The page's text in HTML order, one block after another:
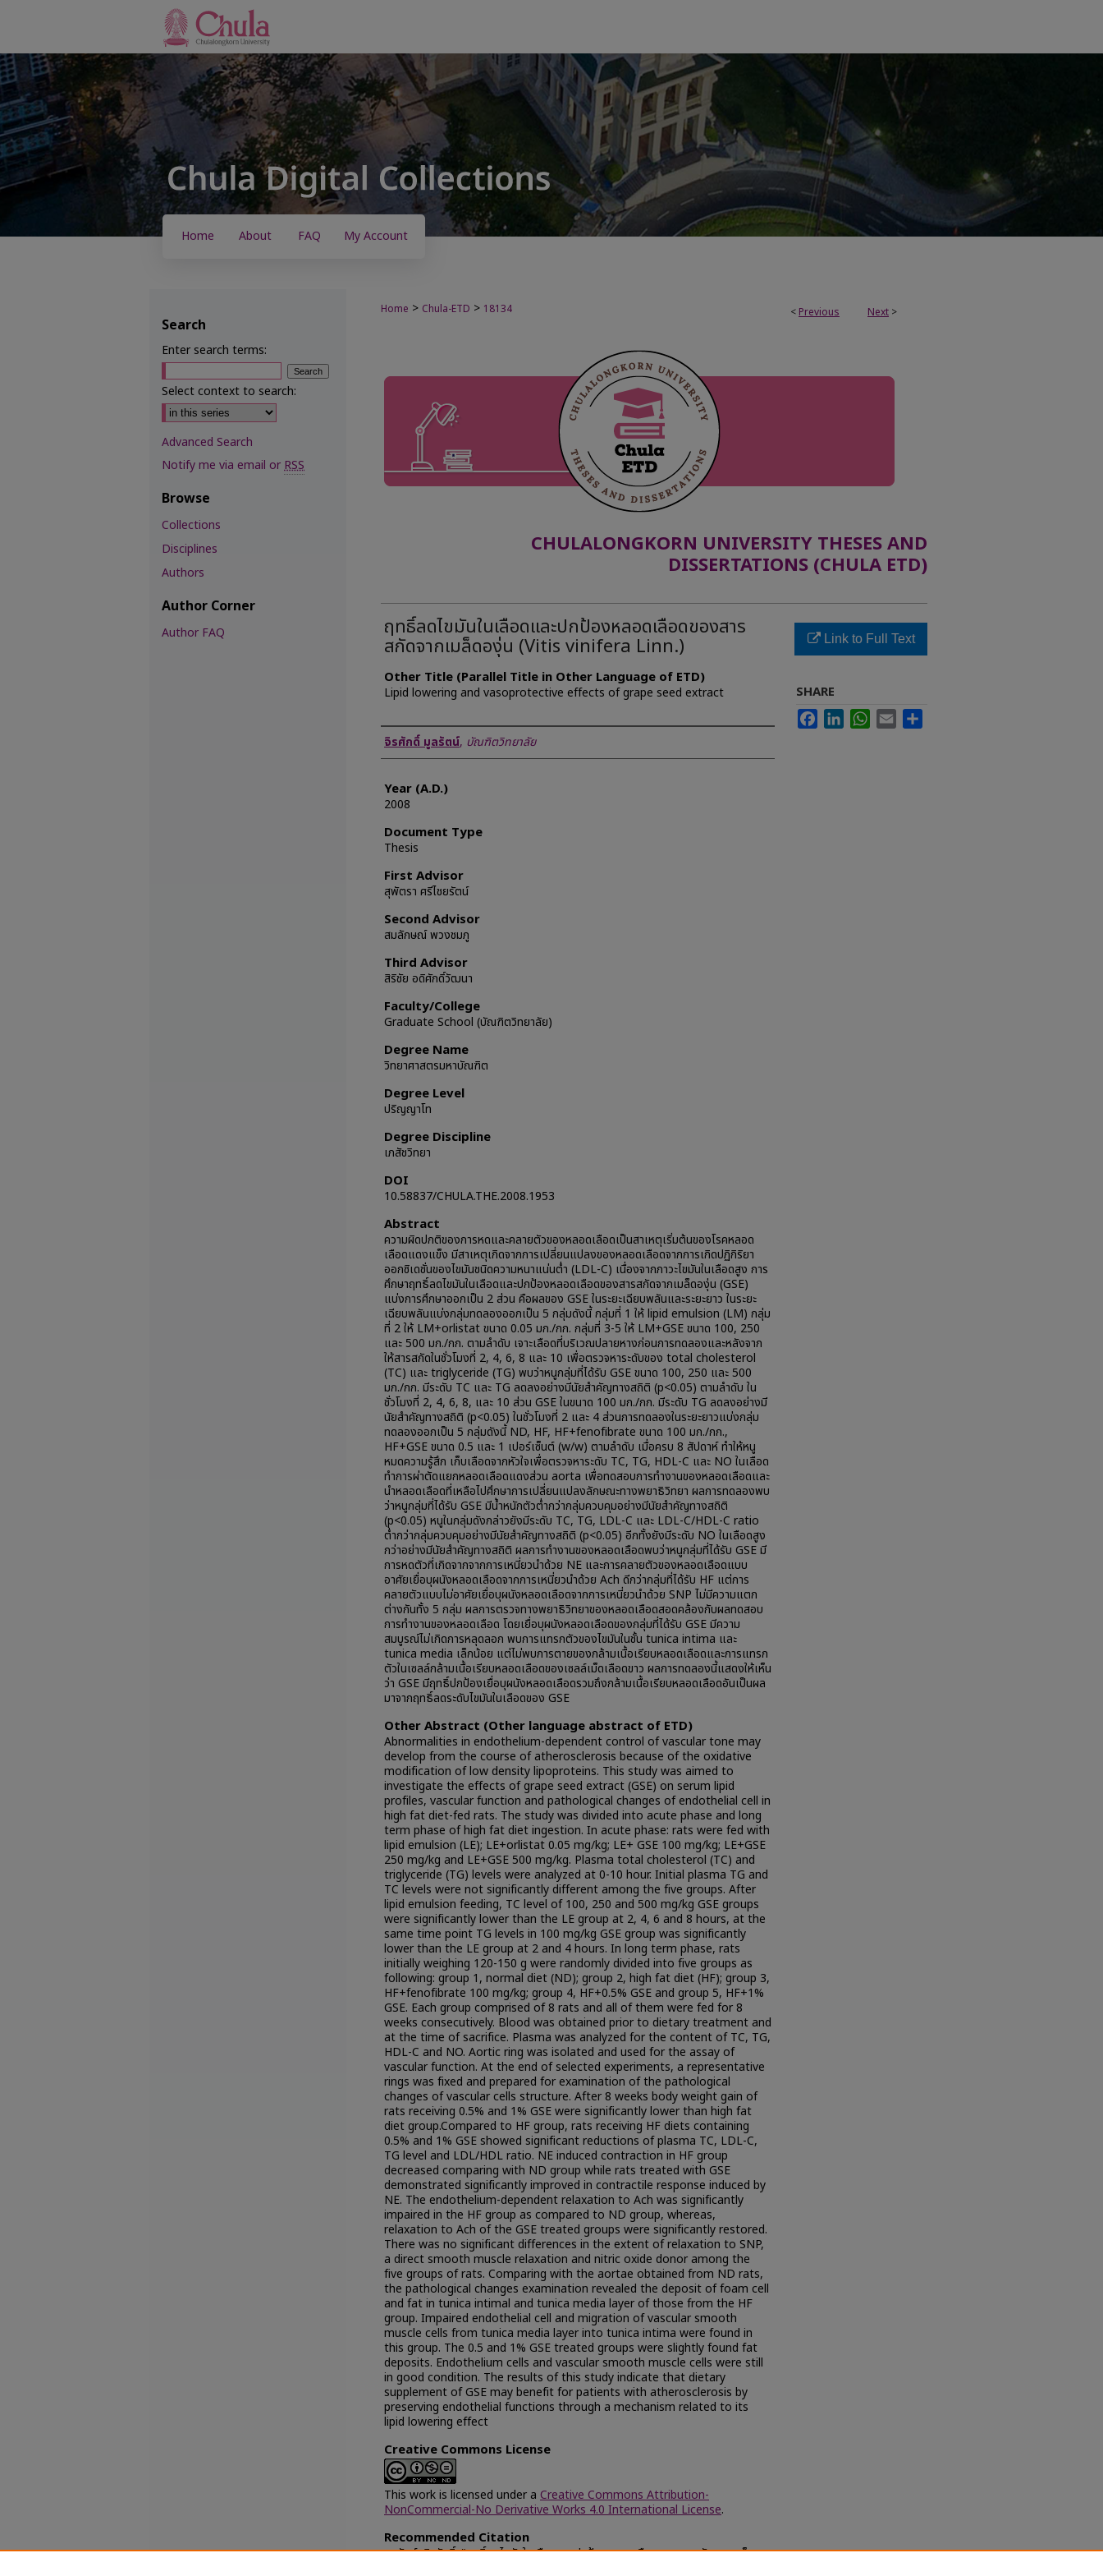
Home About FAQ My Account
< Previous Next >
Home > Chula-ETD > 18134
CHULALONGKORN UNIVERSITY THESES AND
DISSERTATIONS (CHULA ETD)
ฤทธิ์ลดไขมันในเลือดและปกป้องหลอดเลือดของสาร
สกัดจากเมล็ดองุ่น (Vitis vinifera Linn.)
Other Title (Parallel Title in Other Language of ETD)
Lipid lowering and vasoprotective effects of grape seed extract
Author
จิรศักดิ์ มูลรัตน์, บัณฑิตวิทยาลัย
Year (A.D.)
2008
Document Type
Thesis
First Advisor
สุพัตรา ศรีไชยรัตน์
Second Advisor
สมลักษณ์ พวงชมภู
Third Advisor
สิริชัย อดิศักดิ์วัฒนา
Faculty/College
Graduate School (บัณฑิตวิทยาลัย)
Degree Name
วิทยาศาสตรมหาบัณฑิต
Degree Level
ปริญญาโท
Degree Discipline
เภสัชวิทยา
DOI
10.58837/CHULA.THE.2008.1953
Abstract
ความผิดปกติของการหดและคลายตัวของหลอดเลือดเป็นสาเหตุเริ่มต้นของโรคหลอด
เลือดแดงแข็ง มีสาเหตุเกิดจากการเปลี่ยนแปลงของหลอดเลือดจากการเกิดปฏิกิริยา
ออกซิเดชั่นของไขมันชนิดความหนาแน่นต่ำ (LDL-C) เนื่องจากภาวะไขมันในเลือดสูง การ
ศึกษาฤทธิ์ลดไขมันในเลือดและปกป้องหลอดเลือดของสารสกัดจากเมล็ดองุ่น (GSE)
แบ่งการศึกษาออกเป็น 2 ส่วน คือผลของ GSE ในระยะเฉียบพลันและระยะยาว ในระยะ
เฉียบพลันแบ่งกลุ่มทดลองออกเป็น 5 กลุ่มดังนี้ กลุ่มที่ 1 ให้ lipid emulsion (LM) กลุ่ม
ที่ 2 ให้ LM+orlistat ขนาด 0.05 มก./กก. กลุ่มที่ 3-5 ให้ LM+GSE ขนาด 100, 250
และ 500 มก./กก. ตามลำดับ เจาะเลือดที่บริเวณปลายหางก่อนการทดลองและหลังจาก
ให้สารสกัดในชั่วโมงที่ 2, 4, 6, 8 และ 10 เพื่อตรวจหาระดับของ total cholesterol
(TC) และ triglyceride (TG) พบว่าหนูกลุ่มที่ได้รับ GSE ขนาด 100, 250 และ 500
มก./กก. มีระดับ TC และ TG ลดลงอย่างมีนัยสำคัญทางสถิติ (p<0.05) ตามลำดับ ใน
ชั่วโมงที่ 2, 4, 6, 8, และ 10 ส่วน GSE ในขนาด 100 มก./กก. มีระดับ TG ลดลงอย่างมี
นัยสำคัญทางสถิติ (p<0.05) ในชั่วโมงที่ 2 และ 4 ส่วนการทดลองในระยะยาวแบ่งกลุ่ม
ทดลองออกเป็น 5 กลุ่มดังนี้ ND, HF, HF+fenofibrate ขนาด 100 มก./กก.,
HF+GSE ขนาด 0.5 และ 1 เปอร์เซ็นต์ (w/w) ตามลำดับ เมื่อครบ 8 สัปดาห์ ทำให้หนู
หมดความรู้สึก เก็บเลือดจากหัวใจเพื่อตรวจหาระดับ TC, TG, HDL-C และ NO ในเลือด
ทำการผ่าตัดแยกหลอดเลือดแดงส่วน aorta เพื่อทดสอบการทำงานของหลอดเลือดและ
นำหลอดเลือดที่เหลือไปศึกษาการเปลี่ยนแปลงลักษณะทางพยาธิวิทยา ผลการทดลองพบ
ว่าหนูกลุ่มที่ได้รับ GSE มีน้ำหนักตัวต่ำกว่ากลุ่มควบคุมอย่างมีนัยสำคัญทางสถิติ
(p<0.05) หนูในกลุ่มดังกล่าวยังมีระดับ TC, TG, LDL-C และ LDL-C/HDL-C ratio
ต่ำกว่ากลุ่มควบคุมอย่างมีนัยสำคัญทางสถิติ (p<0.05) อีกทั้งยังมีระดับ NO ในเลือดสูง
กว่าอย่างมีนัยสำคัญทางสถิติ ผลการทำงานของหลอดเลือดพบว่าหนูกลุ่มที่ได้รับ GSE มี
การหดตัวที่เกิดจากจากการเหนี่ยวนำด้วย NE และการคลายตัวของหลอดเลือดแบบ
อาศัยเยื่อบุผนังหลอดเลือดจากการเหนี่ยวนำด้วย Ach ดีกว่ากลุ่มที่ได้รับ HF แต่การ
คลายตัวแบบไม่อาศัยเยื่อบุผนังหลอดเลือดจากการเหนี่ยวนำด้วย SNP ไม่มีความแตก
ต่างกันทั้ง 5 กลุ่ม ผลการตรวจทางพยาธิวิทยาของหลอดเลือดสอดคล้องกับผลทดสอบ
การทำงานของหลอดเลือด โดยเยื่อบุผนังหลอดเลือดของกลุ่มที่ได้รับ GSE มีความ
สมบูรณ์ไม่เกิดการหลุดลอก พบการแทรกตัวของไขมันในชั้น tunica intima และ
tunica media เล็กน้อย แต่ไม่พบการตายของกล้ามเนื้อเรียบหลอดเลือดและการแทรก
ตัวในเซลล์กล้ามเนื้อเรียบหลอดเลือดของเซลล์เม็ดเลือดขาว ผลการทดลองนี้แสดงให้เห็น
ว่า GSE มีฤทธิ์ปกป้องเยื่อบุผนังหลอดเลือดรวมถึงกล้ามเนื้อเรียบหลอดเลือดอันเป็นผล
มาจากฤทธิ์ลดระดับไขมันในเลือดของ GSE
Other Abstract (Other language abstract of ETD)
Abnormalities in endothelium-dependent control of vascular tone may
develop from the course of atherosclerosis because of the oxidative
modification of low density lipoproteins. This study was aimed to
investigate the effects of grape seed extract (GSE) on serum lipid
profiles, vascular function and pathological changes of endothelial cell in
high fat diet-fed rats. The study was divided into acute phase and long
term phase of high fat diet ingestion. In acute phase: rats were fed with
lipid emulsion (LE); LE+orlistat 0.05 mg/kg; LE+ GSE 100 mg/kg; LE+GSE
250 mg/kg and LE+GSE 500 mg/kg. Plasma total cholesterol (TC) and
triglyceride (TG) levels were analyzed at 0-10 hour. Initial plasma TG and
TC levels were not significantly different among the five groups. After
lipid emulsion feeding, TC level of 100, 250 and 500 mg/kg GSE groups
were significantly lower than the LE group at 2, 4, 6 and 8 hours, at the
same time point TG levels in 100 mg/kg GSE group was significantly
lower than the LE group at 2 and 4 hours. In long term phase, rats
initially weighing 120-150 g were randomly divided into five groups as
following: group 1, normal diet (ND); group 2, high fat diet (HF); group 3,
HF+fenofibrate 100 mg/kg; group 4, HF+0.5% GSE and group 5, HF+1%
GSE. Each group comprised of 8 rats and all of them were fed for 8
weeks consecutively. Blood was obtained prior to dietary treatment and
at the time of sacrifice. Plasma was analyzed for the content of TC, TG,
HDL-C and NO. Aortic ring was isolated and used for the assay of
vascular function. At the end of selected experiments, a representative
rings was fixed and prepared for examination of the pathological
changes of vascular cells structure. After 8 weeks body weight gain of
rats receiving 0.5% and 1% GSE were significantly lower than high fat
diet group.Compared to HF group, rats receiving HF diets containing
0.5% and 1% GSE showed significant reductions of plasma TC, LDL-C,
TG level and LDL/HDL ratio. NE induced contraction in HF group
decreased comparing with ND group while rats treated with GSE
demonstrated significantly improved in contractile response induced by
NE. The endothelium-dependent relaxation to Ach was significantly
impaired in the HF group as compared to ND group, whereas,
relaxation to Ach of the GSE treated groups were significantly restored.
There was no significant differences in the extent of relaxation to SNP,
a direct smooth muscle relaxation and nitric oxide donor among the
five groups of rats. Comparing with the aortae obtained from ND rats,
the pathological changes examination revealed the deposit of foam cell
and fat in tunica intimal and tunica media layer of those from the HF
group. Impaired endothelial cell and migration of vascular smooth
muscle cells from tunica media layer into tunica intima were found in
this group. The 0.5 and 1% GSE treated groups were slightly found fat
deposits. Endothelium cells and vascular smooth muscle cells were still
in good condition. The results of this study indicate that dietary
supplement of GSE may benefit for patients with atherosclerosis by
preserving endothelial functions through a mechanism related to its
lipid lowering effect
Creative Commons License
This work is licensed under a Creative Commons Attribution-
NonCommercial-No Derivative Works 4.0 International License.
Recommended Citation
มูลรัตน์, จิรศักดิ์, "ฤทธิ์ลดไขมันในเลือดและปกป้องหลอดเลือดของสารสกัดจากเมล็ด
Link to Full Text
SHARE
FacebookLinkedInWhatsApp
Email
Search
Enter search terms:
Select context to search:
Advanced Search
Notify me via email orRSS
Browse
Collections
Disciplines
Authors
Author Corner
Author FAQ